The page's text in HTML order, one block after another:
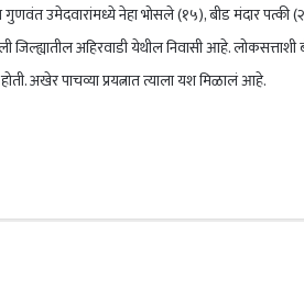
गुणवंत उमेदवारांमध्ये नेहा भोसले (१५), बीड मंदार
जिल्ह्यातील अहिरवाडी येथील निवासी आहे.
होती. अखेर पाचव्या प्रयत्नात त्याला यश मिळालं आहे.